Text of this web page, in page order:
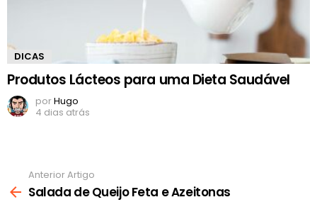
DICAS
Produtos Lácteos para uma Dieta Saudável
porHugo
4 dias atrás
mais
Anterior Artigo
Salada de Queijo Feta e Azeitonas